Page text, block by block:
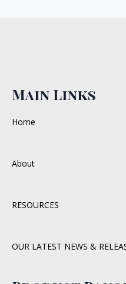
Main Links
Home
About
RESOURCES
OUR LATEST NEWS &